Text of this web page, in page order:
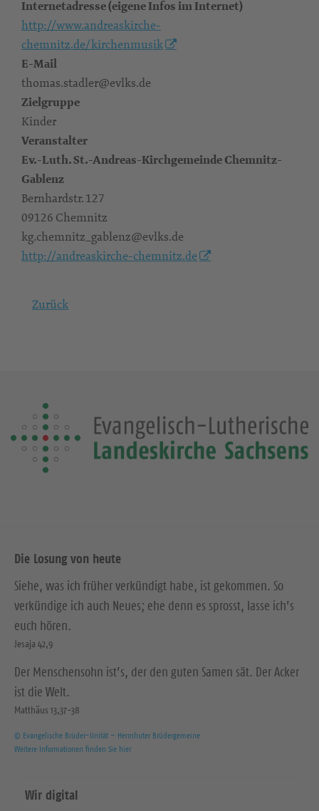
Internetadresse (eigene Infos im Internet)
http://www.andreaskirche-
chemnitz.de/kirchenmusik
E-Mail
thomas.stadler@evlks.de
Zielgruppe
Kinder
Veranstalter
Ev.-Luth. St.-Andreas-Kirchgemeinde Chemnitz-
Gablenz
Bernhardstr. 127
09126 Chemnitz
kg.chemnitz_gablenz@evlks.de
http://andreaskirche-chemnitz.de
Zurück
Die Losung von heute
Siehe, was ich früher verkündigt habe, ist gekommen. So
verkündige ich auch Neues; ehe denn es sprosst, lasse ich’s
euch hören.
Jesaja 42,9
Der Menschensohn ist’s, der den guten Samen sät. Der Acker
ist die Welt.
Matthäus 13,37-38
© Evangelische Brüder-Unität – Herrnhuter Brüdergemeine
Weitere Informationen finden Sie hier
Wir digital